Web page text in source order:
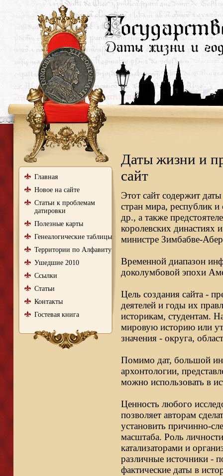
Главная
Новое на сайте
Статьи к проблемам
датировки
Полезные карты
Генеалогические таблицы
Территории по Алфавиту
Ушедшие 2010
Ссылки
Статьи
Контакты
Гостевая книга
Даты жизни и
сайт
Этот сайт содержит
стран мира, республик и
др., а также
королевских династиях
министре Зимбабве-
Временной диапазон
доколумбовой эпохи
Цель создания сайта -
деятелей и годы их
историкам, студентам.
мировую историю или
значения - округа,
Помимо дат, большой
архонтологии,
можно использовать в
Ценность любого
позволяет авторам
установить причинно-
масштаба. Роль
катализаторами и
различные источники -
фактические даты в